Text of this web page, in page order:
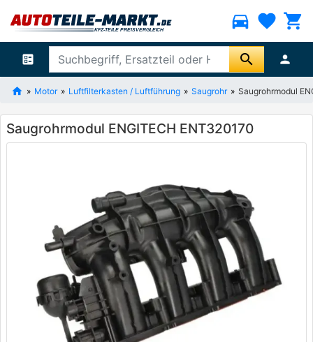
directions_car favorite shopping_cart
ballot search person
Motor Luftfilterkasten / Luftführung Saugrohr Saugrohrmodul
Saugrohrmodul ENGITECH ENT320170